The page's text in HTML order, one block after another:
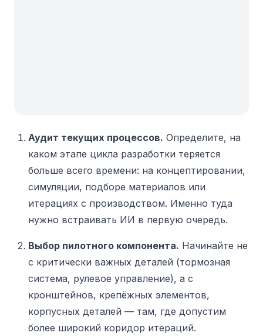
Аудит текущих процессов. Определите, на
каком этапе цикла разработки теряется
больше всего времени: на концептировании,
симуляции, подборе материалов или
итерациях с производством. Именно туда
нужно встраивать ИИ в первую очередь.
Выбор пилотного компонента. Начинайте не
с критически важных деталей (тормозная
система, рулевое управление), а с
кронштейнов, крепёжных элементов,
корпусных деталей — там, где допустим
более широкий коридор итераций.